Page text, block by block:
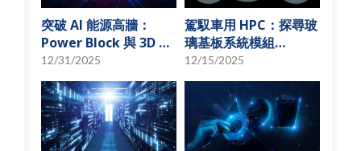
突破 AI 能源高牆：
Power Block 與 3D 微
小化解決方案
12/31/2025
駕馭車用 HPC：探尋玻
璃基板系統模組
(SoMoG) 技術的「最佳
甜蜜點」
12/15/2025